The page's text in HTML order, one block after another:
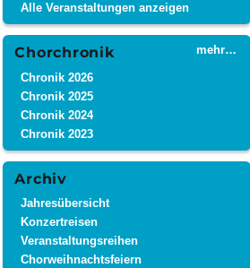
Alle Veranstaltungen anzeigen
mehr…
Chorchronik
Chronik 2026
Chronik 2025
Chronik 2024
Chronik 2023
Archiv
Jahresübersicht
Konzertreisen
Veranstaltungsreihen
Chorweihnachtsfeiern